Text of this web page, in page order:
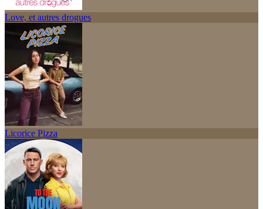
Love, et autres drogues
Licorice Pizza